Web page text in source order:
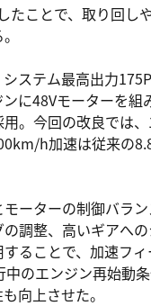
たことで、取り回し
ステム最高出力
に48Vモーターを組
。今回の改良では
h加速は従来の
ーターの制御バラ
調整、高いギアへ
ることで、加速フ
中のエンジン再始動
向上させた。